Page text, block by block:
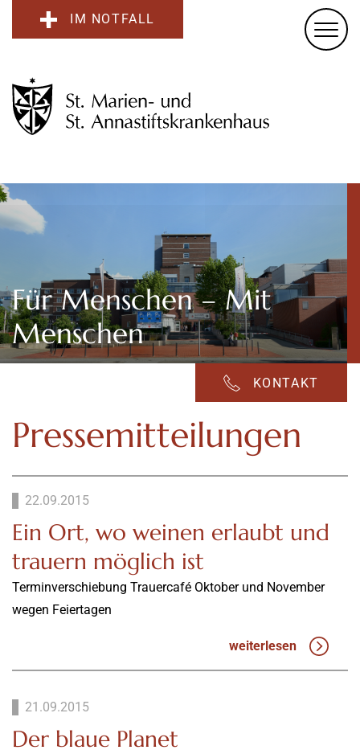
IM NOTFALL
Für Menschen – Mit
Menschen
KONTAKT
Pressemitteilungen
22.09.2015
Ein Ort, wo weinen erlaubt und
trauern möglich ist
Terminverschiebung Trauercafé Oktober und November
wegen Feiertagen
weiterlesen
21.09.2015
Der blaue Planet